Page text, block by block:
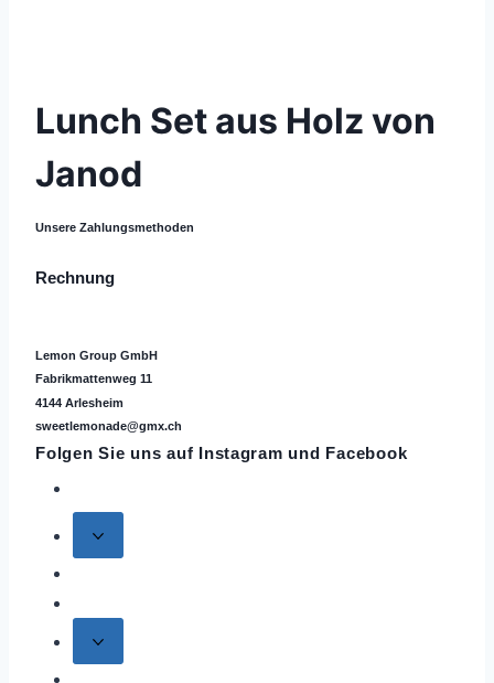
Lunch Set aus Holz von
Janod
Unsere Zahlungsmethoden
Rechnung
Lemon Group GmbH
Fabrikmattenweg 11
4144 Arlesheim
sweetlemonade@gmx.ch
Folgen Sie uns auf Instagram und Facebook